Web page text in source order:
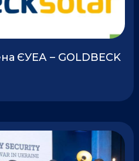
ЄУЕА – GOLDBECK